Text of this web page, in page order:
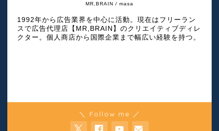
MR,BRAIN / masa
1992年から広告業界を中心に活動。現在はフリーラン
スで広告代理店【MR,BRAIN】のクリエイティブディレ
クター。個人商店から国際企業まで幅広い経験を持つ。
＼ Follow me ／